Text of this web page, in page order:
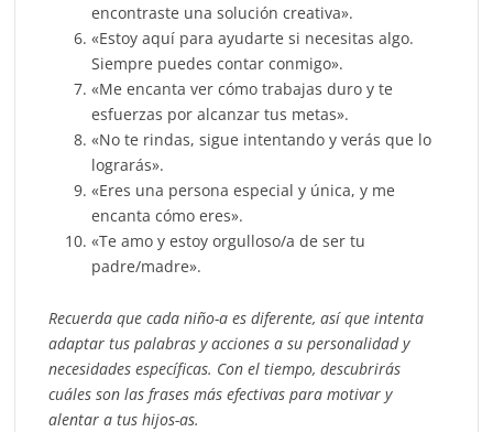
encontraste una solución creativa».
«Estoy aquí para ayudarte si necesitas algo.
Siempre puedes contar conmigo».
«Me encanta ver cómo trabajas duro y te
esfuerzas por alcanzar tus metas».
«No te rindas, sigue intentando y verás que lo
lograrás».
«Eres una persona especial y única, y me
encanta cómo eres».
«Te amo y estoy orgulloso/a de ser tu
padre/madre».
Recuerda que cada niño-a es diferente, así que intenta
adaptar tus palabras y acciones a su personalidad y
necesidades específicas. Con el tiempo, descubrirás
cuáles son las frases más efectivas para motivar y
alentar a tus hijos-as.